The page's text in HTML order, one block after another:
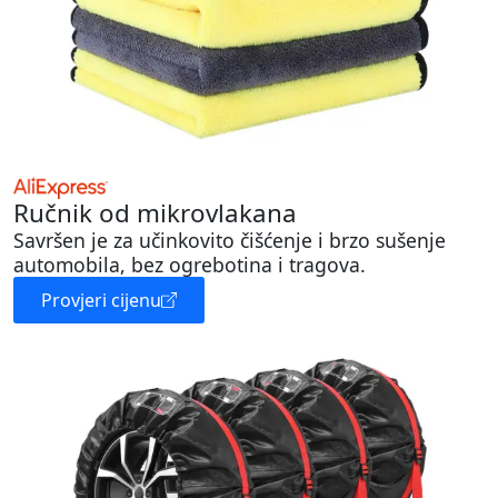
Ručnik od mikrovlakana
Savršen je za učinkovito čišćenje i brzo sušenje
automobila, bez ogrebotina i tragova.
Provjeri cijenu